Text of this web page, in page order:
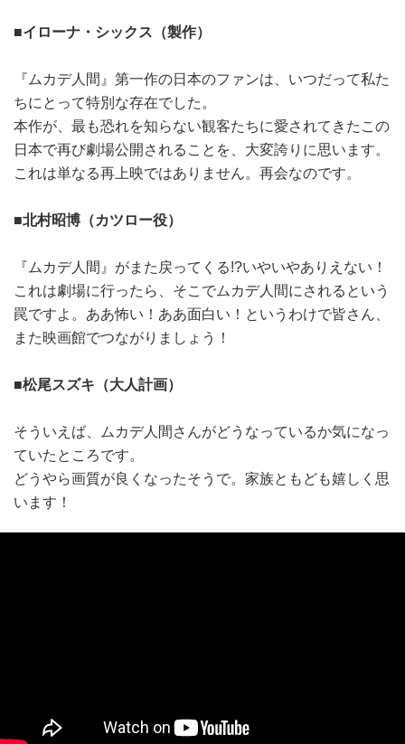
■イローナ・シックス（製作）
『ムカデ人間』第一作の日本のファンは、いつだって私た
ちにとって特別な存在でした。
本作が、最も恐れを知らない観客たちに愛されてきたこの
日本で再び劇場公開されることを、大変誇りに思います。
これは単なる再上映ではありません。再会なのです。
■北村昭博（カツロー役）
『ムカデ人間』がまた戻ってくる!?いやいやありえない！
これは劇場に行ったら、そこでムカデ人間にされるという
罠ですよ。ああ怖い！ああ面白い！というわけで皆さん、
また映画館でつながりましょう！
■松尾スズキ（大人計画）
そういえば、ムカデ人間さんがどうなっているか気になっ
ていたところです。
どうやら画質が良くなったそうで。家族ともども嬉しく思
います！